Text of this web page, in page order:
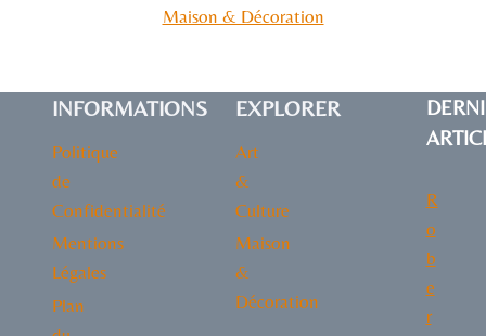
Maison & Décoration
INFORMATIONS
Politique
de
Confidentialité
Mentions
Légales
Plan
EXPLORER
Art
&
Culture
Maison
&
Décoration
R
o
b
e
r